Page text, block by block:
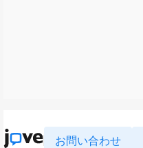
お問い合わせ